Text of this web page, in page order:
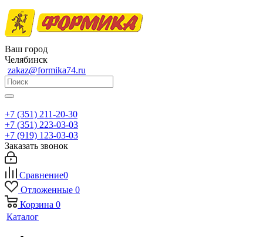
Ваш город
Челябинск
zakaz@formika74.ru
+7 (351) 211-20-30
+7 (351) 223-03-03
+7 (919) 123-03-03
Заказать звонок
Сравнение0
Отложенные 0
Корзина 0
Каталог